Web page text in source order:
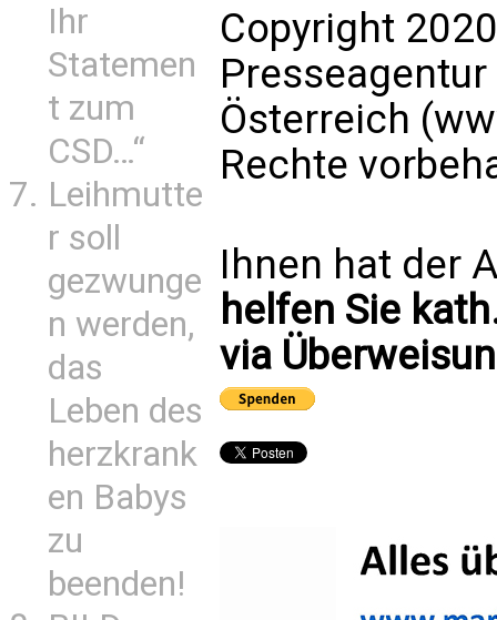
Ihr
Statemen
t zum
CSD…“
Leihmutte
r soll
gezwunge
n werden,
das
Leben des
herzkrank
en Babys
zu
beenden!
Copyright
Presseagentur
Österreich
Rechte
Ihnen hat der
helfen Sie
via